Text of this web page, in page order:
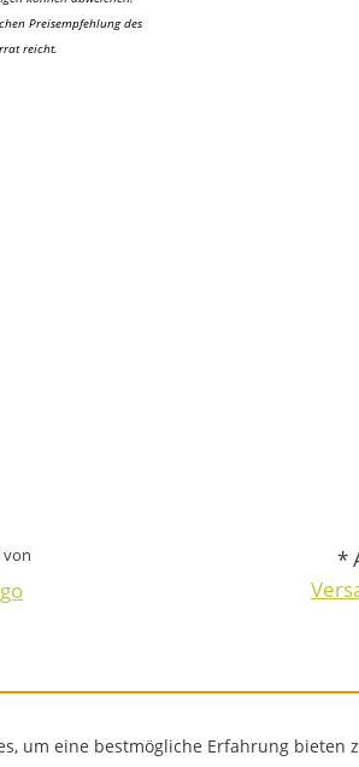
Preisempfehlung des
reicht.
von
*
um eine bestmögliche Erfahrung bieten